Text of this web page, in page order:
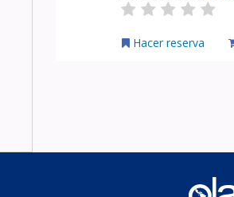
Hacer reserva